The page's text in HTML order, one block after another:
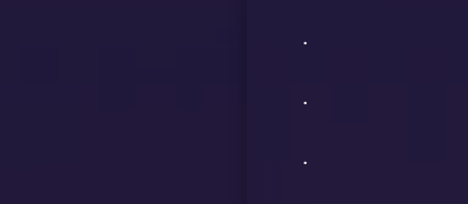
.
.
.